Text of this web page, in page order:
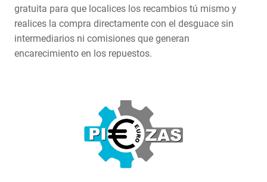
gratuita para que localices los recambios tú mismo y
realices la compra directamente con el desguace sin
intermediarios ni comisiones que generan
encarecimiento en los repuestos.